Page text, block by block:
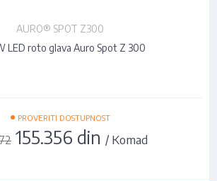
AURO® SPOT Z300
LED roto glava Auro Spot Z 300
• PROVERITI DOSTUPNOST
155.356 din/ Komad